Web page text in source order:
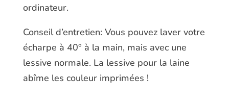
ordinateur.
Conseil d’entretien: Vous pouvez laver votre
écharpe à 40° à la main, mais avec une
lessive normale. La lessive pour la laine
abîme les couleur imprimées !